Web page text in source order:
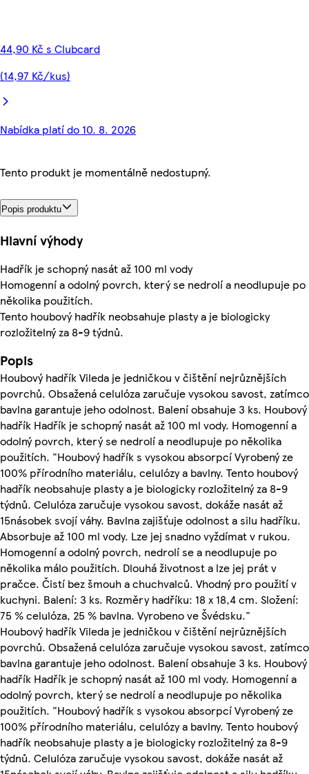
44,90 Kč s Clubcard
(14,97 Kč/kus)
Nabídka platí do 10. 8. 2026
Tento produkt je momentálně nedostupný.
Popis produktu
Hlavní výhody
Hadřík je schopný nasát až 100 ml vody
Homogenní a odolný povrch, který se nedrolí a neodlupuje po
několika použitích.
Tento houbový hadřík neobsahuje plasty a je biologicky
rozložitelný za 8-9 týdnů.
Popis
Houbový hadřík Vileda je jedničkou v čištění nejrůznějších
povrchů. Obsažená celulóza zaručuje vysokou savost, zatímco
bavlna garantuje jeho odolnost. Balení obsahuje 3 ks. Houbový
hadřík Hadřík je schopný nasát až 100 ml vody. Homogenní a
odolný povrch, který se nedrolí a neodlupuje po několika
použitích. "Houbový hadřík s vysokou absorpcí Vyrobený ze
100% přírodního materiálu, celulózy a bavlny. Tento houbový
hadřík neobsahuje plasty a je biologicky rozložitelný za 8-9
týdnů. Celulóza zaručuje vysokou savost, dokáže nasát až
15násobek svojí váhy. Bavlna zajišťuje odolnost a silu hadříku.
Absorbuje až 100 ml vody. Lze jej snadno vyždímat v rukou.
Homogenní a odolný povrch, nedrolí se a neodlupuje po
několika málo použitích. Dlouhá životnost a lze jej prát v
pračce. Čistí bez šmouh a chuchvalců. Vhodný pro použití v
kuchyni. Balení: 3 ks. Rozměry hadříku: 18 x 18,4 cm. Složení:
75 % celulóza, 25 % bavlna. Vyrobeno ve Švédsku."
Houbový hadřík Vileda je jedničkou v čištění nejrůznějších
povrchů. Obsažená celulóza zaručuje vysokou savost, zatímco
bavlna garantuje jeho odolnost. Balení obsahuje 3 ks. Houbový
hadřík Hadřík je schopný nasát až 100 ml vody. Homogenní a
odolný povrch, který se nedrolí a neodlupuje po několika
použitích. "Houbový hadřík s vysokou absorpcí Vyrobený ze
100% přírodního materiálu, celulózy a bavlny. Tento houbový
hadřík neobsahuje plasty a je biologicky rozložitelný za 8-9
týdnů. Celulóza zaručuje vysokou savost, dokáže nasát až